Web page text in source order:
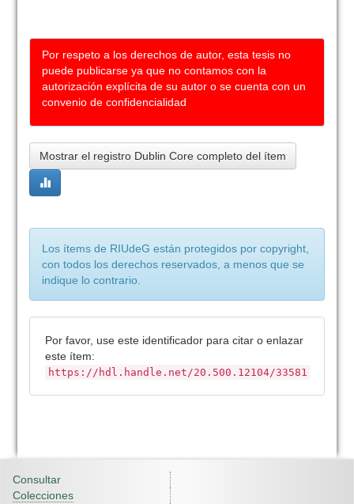
Por respeto a los derechos de autor, esta tesis no
puede publicarse ya que no contamos con la
autorización explícita de su autor o se cuenta con un
convenio de confidencialidad
Mostrar el registro Dublin Core completo del ítem
Los ítems de RIUdeG están protegidos por copyright,
con todos los derechos reservados, a menos que se
indique lo contrario.
Por favor, use este identificador para citar o enlazar
este ítem:
https://hdl.handle.net/20.500.12104/33581
Consultar
Colecciones